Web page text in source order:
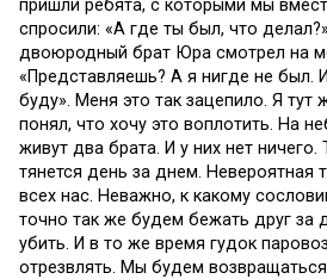
пришли ребята, с которыми мы
спросили: «А где ты был, что
двоюродный брат Юра смотрел на
«Представляешь? А я нигде не был.
буду». Меня это так зацепило. Я тут
понял, что хочу это воплотить. На
живут два брата. И у них нет ничего.
тянется день за днем. Невероятная
всех нас. Неважно, к какому
точно так же будем бежать друг за
убить. И в то же время гудок
отрезвлять. Мы будем